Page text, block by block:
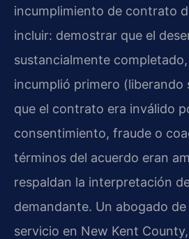
incumplimiento de contrato
incluir: demostrar que el
sustancialmente
incumplió primero (liberando
que el contrato era inválido
consentimiento, fraude o
términos del acuerdo eran
respaldan la interpretación
demandante. Un abogado
servicio en New Kent